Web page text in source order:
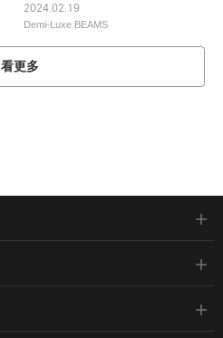
2024.02.19
Demi-Luxe BEAMS
看更多